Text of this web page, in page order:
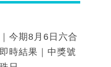
今期8月6日六合
時結果｜中獎號